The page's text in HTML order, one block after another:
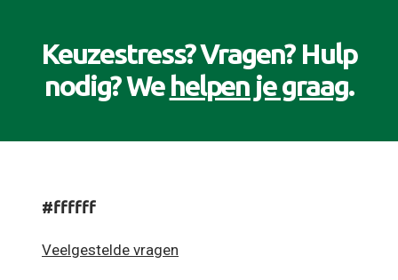
Keuzestress? Vragen? Hulp
nodig? Wehelpen je graag.
#ffffff
Veelgestelde vragen